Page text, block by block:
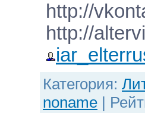
http://
http://
Категория:
noname |